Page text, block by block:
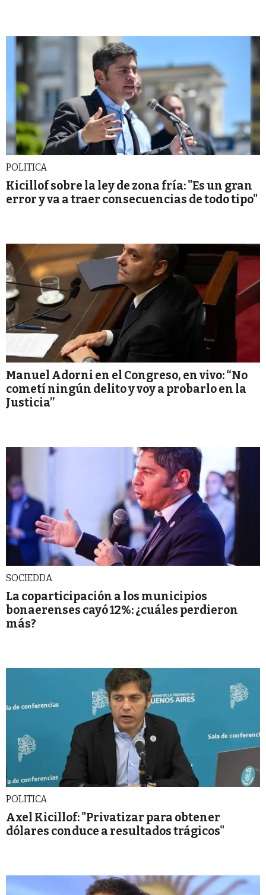
POLITICA
Kicillof sobre la ley de zona fría: "Es un gran
error y va a traer consecuencias de todo tipo"
Manuel Adorni en el Congreso, en vivo: “No
cometí ningún delito y voy a probarlo en la
Justicia”
SOCIEDDA
La coparticipación a los municipios
bonaerenses cayó 12%: ¿cuáles perdieron
más?
POLITICA
Axel Kicillof: "Privatizar para obtener
dólares conduce a resultados trágicos"